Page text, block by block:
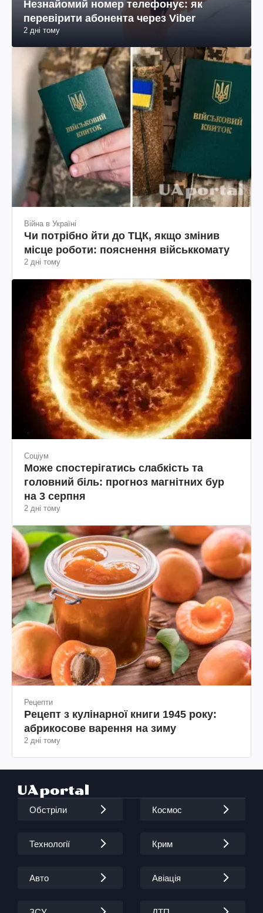
Незнайомий номер телефонує: як
перевірити абонента через Viber
2 дні тому
Війна в Україні
Чи потрібно йти до ТЦК, якщо змінив
місце роботи: пояснення військкомату
2 дні тому
Соціум
Може спостерігатись слабкість та
головний біль: прогноз магнітних бур
на 3 серпня
2 дні тому
Рецепти
Рецепт з кулінарної книги 1945 року:
абрикосове варення на зиму
2 дні тому
Обстріли Космос
Технології Крим
Авто Авіація